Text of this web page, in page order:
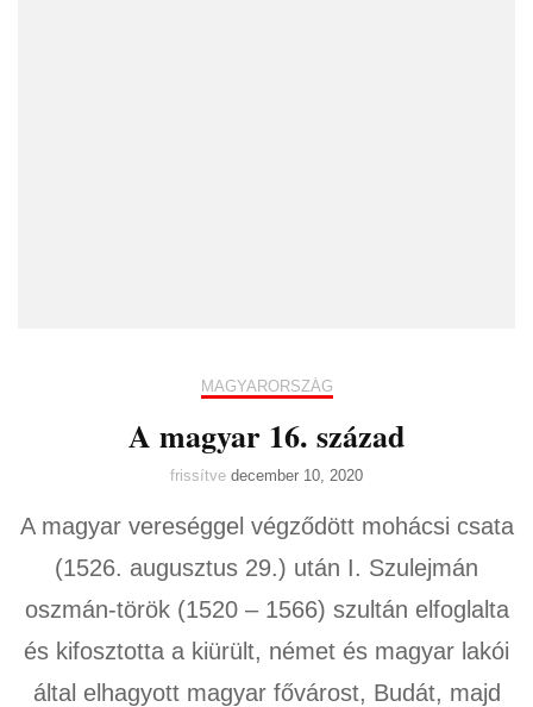
MAGYARORSZÁG
A magyar 16. század
frissítve december 10, 2020
A magyar vereséggel végződött mohácsi csata
(1526. augusztus 29.) után I. Szulejmán
oszmán-török (1520 – 1566) szultán elfoglalta
és kifosztotta a kiürült, német és magyar lakói
által elhagyott magyar fővárost, Budát, majd